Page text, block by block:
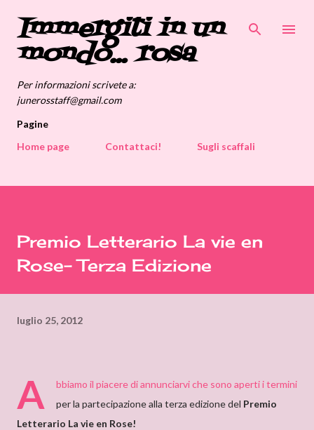
Passa ai contenuti principali
Immergiti in un
mondo... rosa
Per informazioni scrivete a:
junerosstaff@gmail.com
Pagine
Home page
Contattaci! Sugli scaffali
Premio Letterario La vie en
Rose- Terza Edizione
luglio 25, 2012
A
bbiamo il piacere di annunciarvi che sono aperti i termini
per la partecipazione alla terza edizione del Premio
Letterario La vie en Rose!